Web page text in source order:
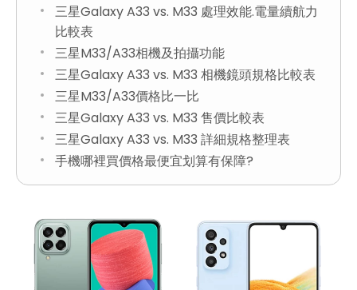
三星Galaxy A33 vs. M33 處理效能.電量續航力
比較表
三星M33/A33相機及拍攝功能
三星Galaxy A33 vs. M33 相機鏡頭規格比較表
三星M33/A33價格比一比
三星Galaxy A33 vs. M33 售價比較表
三星Galaxy A33 vs. M33 詳細規格整理表
手機哪裡買價格最便宜划算有保障?